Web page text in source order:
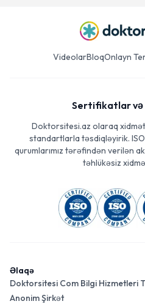
VideolarBloqOnlayn
Sertifikatlar
Doktorsitesi.az olaraq
standartlarla təsdiqləyirik.
qurumlarımız tərəfindən verilən
təhlükəsiz
Əlaqə
Doktorsitesi Com Bilgi Hizmetleri
Anonim Şirkət